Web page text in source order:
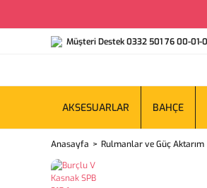
Müşteri Destek 0332 501 76 00-01-
AKSESUARLAR BAHÇE
Anasayfa Rulmanlar ve Güç Aktarım